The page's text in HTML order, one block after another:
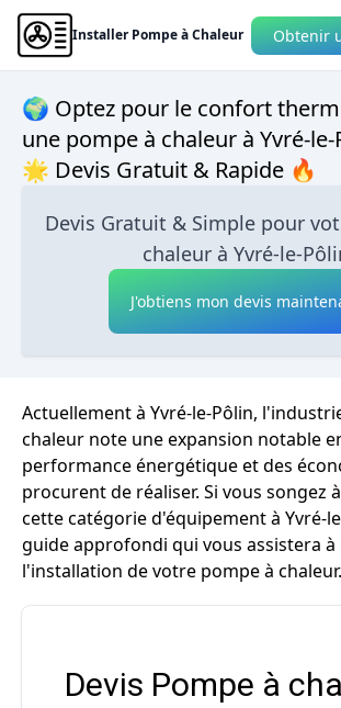
Installer Pompe à Chaleur Obtenir
🌍 Optez pour le confort
une pompe à chaleur à Yvré-le-
🌟 Devis Gratuit & Rapide 🔥
Devis Gratuit & Simple pour
chaleur à Yvré-le-
J'obtiens mon devis
Actuellement à Yvré-le-Pôlin,
chaleur note une expansion notable
performance énergétique et des
procurent de réaliser. Si vous songez
cette catégorie d'équipement à Yvré-
guide approfondi qui vous assistera
l'installation de votre pompe à chaleur.
Devis Pompe à